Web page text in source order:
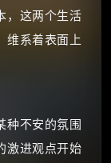
，这两个生活
维系着表面上
种不安的氛围
激进观点开始
×
！